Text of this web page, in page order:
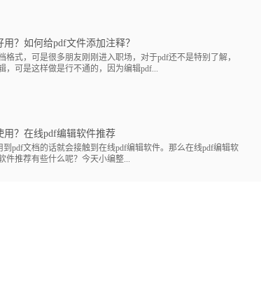
？如何给pdf文件添加注释？
式，可是很多朋友刚刚进入职场，对于pdf还不是特别了解，
，可是这样做是行不通的，因为编辑pdf...
用？在线pdf编辑软件推荐
文档的话就会接触到在线pdf编辑软件。那么在线pdf编辑软
件推荐有些什么呢？今天小编整...